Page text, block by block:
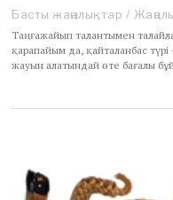
Басты жаңалықтар /
Таңғажайып талантымен
қарапайым да, қайталанбас
жауын алатындай өте бағалы